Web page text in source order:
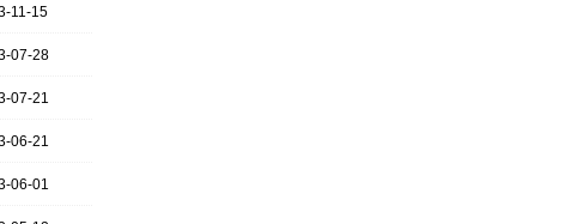
11-15
07-28
07-21
06-21
06-01